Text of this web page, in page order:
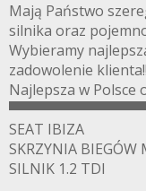
Mają Państwo
silnika oraz
Wybieramy
zadowolenie klienta!!
Najlepsza w Polsce
SEAT IBIZA
SKRZYNIA
SILNIK 1.2 TDI